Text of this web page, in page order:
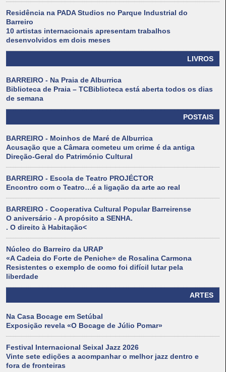
Residência na PADA Studios no Parque Industrial do
Barreiro
10 artistas internacionais apresentam trabalhos
desenvolvidos em dois meses
LIVROS
BARREIRO - Na Praia de Alburrica
Biblioteca de Praia – TCBiblioteca está aberta todos os dias
de semana
POSTAIS
BARREIRO - Moinhos de Maré de Alburrica
Acusação que a Câmara cometeu um crime é da antiga
Direção-Geral do Património Cultural
BARREIRO - Escola de Teatro PROJÉCTOR
Encontro com o Teatro…é a ligação da arte ao real
BARREIRO - Cooperativa Cultural Popular Barreirense
O aniversário - A propósito a SENHA.
. O direito à Habitação<
Núcleo do Barreiro da URAP
«A Cadeia do Forte de Peniche» de Rosalina Carmona
Resistentes o exemplo de como foi difícil lutar pela
liberdade
ARTES
Na Casa Bocage em Setúbal
Exposição revela «O Bocage de Júlio Pomar»
Festival Internacional Seixal Jazz 2026
Vinte sete edições a acompanhar o melhor jazz dentro e
fora de fronteiras